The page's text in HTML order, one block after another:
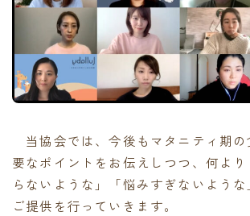
当協会では、今後もマタニティ期の
要なポイントをお伝えしつつ、何よ
らないような」「悩みすぎないよう
ご提供を行っていきます。